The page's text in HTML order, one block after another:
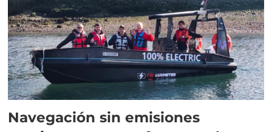
Navegación sin emisiones